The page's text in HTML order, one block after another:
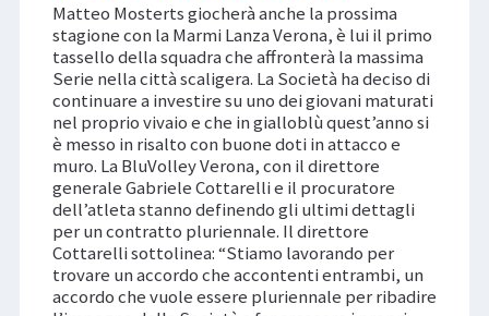
Matteo Mosterts giocherà anche la prossima
stagione con la Marmi Lanza Verona, è lui il primo
tassello della squadra che affronterà la massima
Serie nella città scaligera. La Società ha deciso di
continuare a investire su uno dei giovani maturati
nel proprio vivaio e che in gialloblù quest’anno si
è messo in risalto con buone doti in attacco e
muro. La BluVolley Verona, con il direttore
generale Gabriele Cottarelli e il procuratore
dell’atleta stanno definendo gli ultimi dettagli
per un contratto pluriennale. Il direttore
Cottarelli sottolinea: “Stiamo lavorando per
trovare un accordo che accontenti entrambi, un
accordo che vuole essere pluriennale per ribadire